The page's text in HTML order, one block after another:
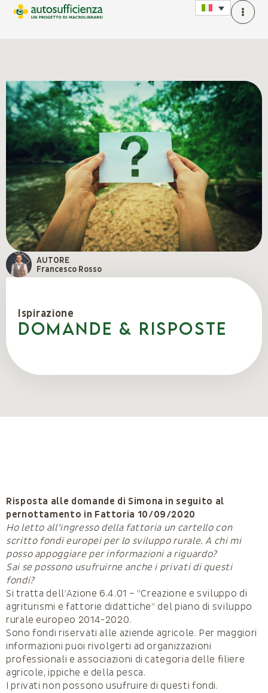
AUTORE
Francesco Rosso
Ispirazione
Domande & Risposte
Risposta alle domande di Simona in seguito al
pernottamento in Fattoria 10/09/2020
Ho letto all’ingresso della fattoria un cartello con
scritto fondi europei per lo sviluppo rurale. A chi mi
posso appoggiare per informazioni a riguardo?
Sai se possono usufruirne anche i privati di questi
fondi?
Si tratta dell’Azione 6.4.01 – “Creazione e sviluppo di
agriturismi e fattorie didattiche” del piano di sviluppo
rurale europeo 2014-2020.
Sono fondi riservati alle aziende agricole. Per maggiori
informazioni puoi rivolgerti ad organizzazioni
professionali e associazioni di categoria delle filiere
agricole, ippiche e della pesca.
I privati non possono usufruire di questi fondi.